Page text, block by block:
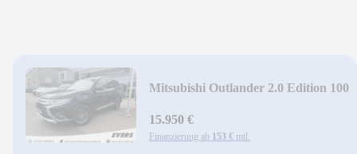
Mitsubishi Outlander 2.0 Edition 100
15.950 €
Finanzierung ab 153 € mtl.